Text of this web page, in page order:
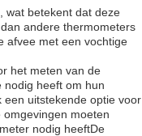
wat betekent dat deze
andere thermometers
afvee met een vochtige
het meten van de
nodig heeft om hun
uitstekende optie voor
moeten
nodig heeftDe